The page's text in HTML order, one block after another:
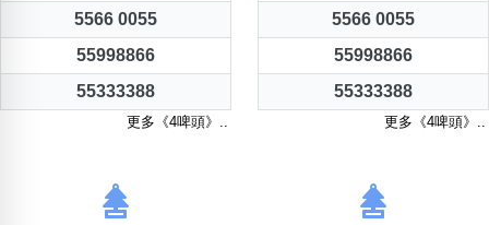
5566 0055
55998866
55333388
更多《4啤頭》..
5566 0055
55998866
55333388
更多《4啤頭》..